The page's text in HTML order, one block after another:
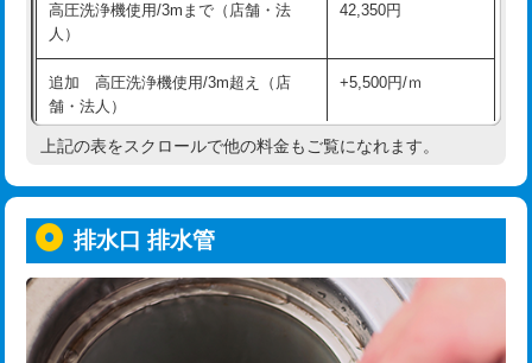
め込み）)
給水管工事※（土の掘削・埋め戻し作
業)
11,000円
給水管工事※（塩ビ管（VP・HI）使
用/3ｍまで)
用（追加）/3ｍ超え)
給水管工事※（ライニング鋼管・銅
管・ポリ管・HT管使用/3ｍまで)
44,000円
給水管工事※（ライニング鋼管・銅
+8,800円
高圧洗浄機使用/3mまで（店舗・法
人）
42,350円
追加 高圧洗浄機使用/3m超え（店
舗・法人）
+5,500円/ｍ
高度高圧洗浄換 現地調査
トーラー機使用/3mまで
追加トーラー機使用/3m超え +3,300円
カメラ調査 33,000円
上記の表をスクロールで他の料金もご覧になれます。
排水口 排水管